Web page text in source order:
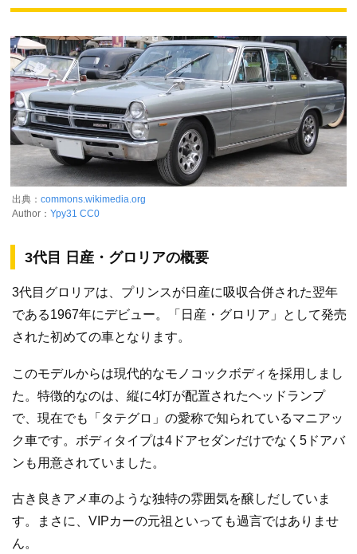
出典： commons.wikimedia.org
Author： Ypy31 CC0
3代目 日産・グロリアの概要
3代目グロリアは、プリンスが日産に吸収合併された翌年
である1967年にデビュー。「日産・グロリア」として発売
された初めての車となります。
このモデルからは現代的なモノコックボディを採用しまし
た。特徴的なのは、縦に4灯が配置されたヘッドランプ
で、現在でも「タテグロ」の愛称で知られているマニアッ
ク車です。ボディタイプは4ドアセダンだけでなく5ドアバ
ンも用意されていました。
古き良きアメ車のような独特の雰囲気を醸しだしていま
す。まさに、VIPカーの元祖といっても過言ではありませ
ん。